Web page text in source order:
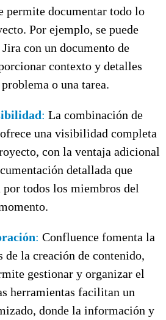
permite documentar todo lo
Por ejemplo, se puede
con un documento de
contexto y detalles
o una tarea.
: La combinación de
una visibilidad completa
con la ventaja adicional
detallada que
por todos los miembros del
: Confluence fomenta la
de la creación de contenido,
gestionar y organizar el
herramientas facilitan un
donde la información y